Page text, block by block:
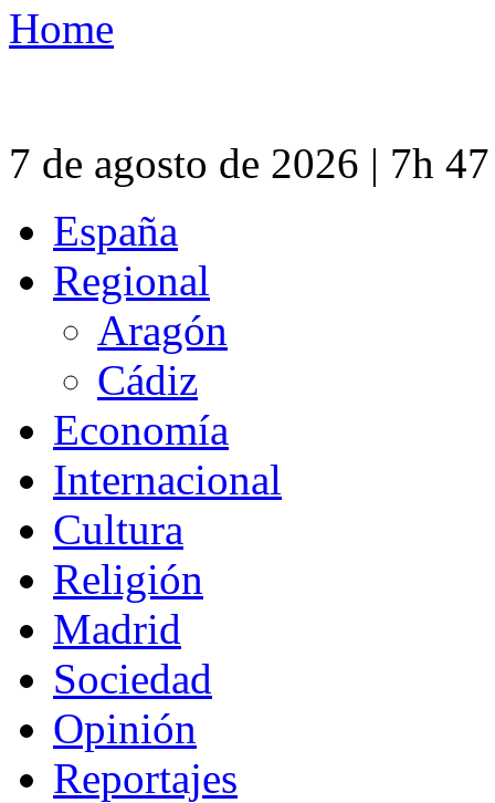
Home
7 de agosto de 2026 | 7h
España
Regional
Aragón
Cádiz
Economía
Internacional
Cultura
Religión
Madrid
Sociedad
Opinión
Reportajes